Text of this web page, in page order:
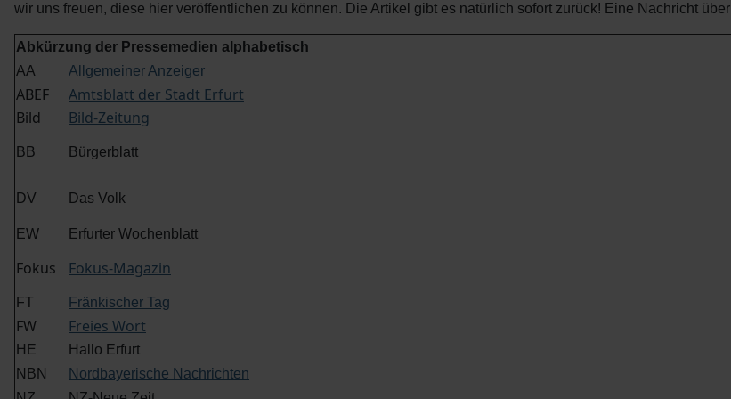
wir uns freuen, diese hier veröffentlichen zu können. Die Artikel gibt es natürlich sofort zurück! Eine Nachricht über
Abkürzung der Pressemedien alphabetisch
AA
Allgemeiner Anzeiger
ABEF Amtsblatt der Stadt Erfurt
Bild
Bild-Zeitung
BB Bürgerblatt
DV Das Volk
EW
Erfurter Wochenblatt
Fokus Fokus-Magazin
FT Fränkischer Tag
FW Freies Wort
HE Hallo Erfurt
NBN
Nordbayerische Nachrichten